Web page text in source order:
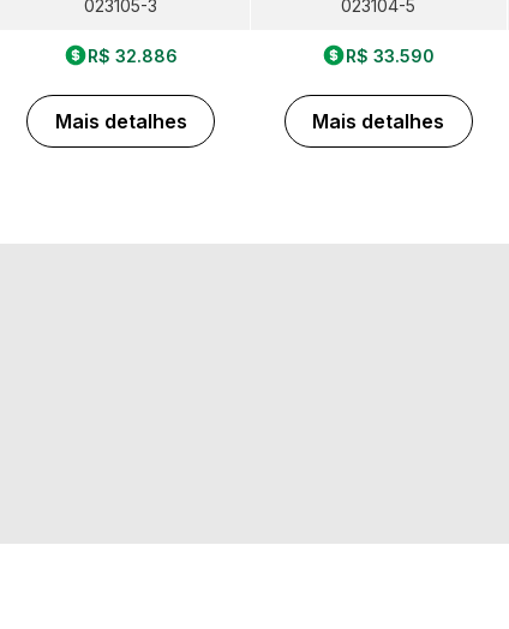
023105-3
R$ 32.886
Mais detalhes
023104-5
R$ 33.590
Mais detalhes